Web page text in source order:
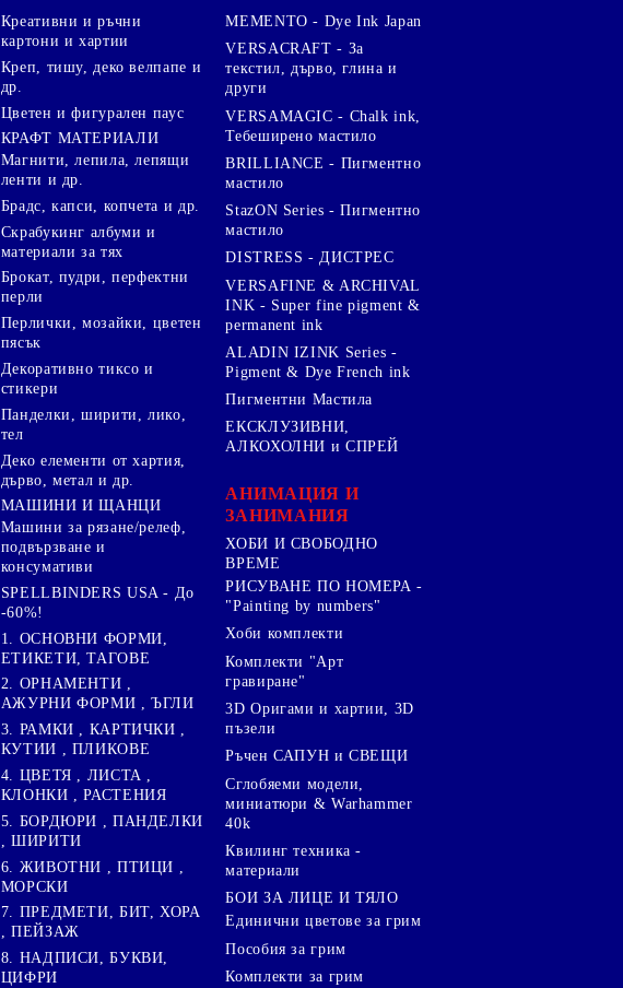
Креативни и ръчни
картони и хартии
Креп, тишу, деко велпапе и
др.
Цветен и фигурален паус
КРАФТ МАТЕРИАЛИ
Магнити, лепила, лепящи
ленти и др.
Брадс, капси, копчета и др.
Скрабукинг албуми и
материали за тях
Брокат, пудри, перфектни
перли
Перлички, мозайки, цветен
пясък
Декоративно тиксо и
стикери
Панделки, ширити, лико,
тел
Деко елементи от хартия,
дърво, метал и др.
МАШИНИ И ЩАНЦИ
Машини за рязане/релеф,
подвързване и
консумативи
SPELLBINDERS USA - До
-60%!
1. ОСНОВНИ ФОРМИ,
ЕТИКЕТИ, ТАГОВЕ
2. ОРНАМЕНТИ ,
АЖУРНИ ФОРМИ , ЪГЛИ
3. РАМКИ , КАРТИЧКИ ,
КУТИИ , ПЛИКОВЕ
4. ЦВЕТЯ , ЛИСТА ,
КЛОНКИ , РАСТЕНИЯ
5. БОРДЮРИ , ПАНДЕЛКИ
, ШИРИТИ
6. ЖИВОТНИ , ПТИЦИ ,
МОРСКИ
7. ПРЕДМЕТИ, БИТ, ХОРА
, ПЕЙЗАЖ
8. НАДПИСИ, БУКВИ,
ЦИФРИ
MEMENTO - Dye Ink Japan
VERSACRAFT - За
текстил, дърво, глина и
други
VERSAMAGIC - Chalk ink,
Тебеширено мастило
BRILLIANCE - Пигментно
мастило
StazON Series - Пигментно
мастило
DISTRESS - ДИСТРЕС
VERSAFINE & ARCHIVAL
INK - Super fine pigment &
permanent ink
ALADIN IZINK Series -
Pigment & Dye French ink
Пигментни Мастила
ЕКСКЛУЗИВНИ,
АЛКОХОЛНИ и СПРЕЙ
АНИМАЦИЯ И
ЗАНИМАНИЯ
ХОБИ И СВОБОДНО
ВРЕМЕ
РИСУВАНЕ ПО НОМЕРА -
"Painting by numbers"
Хоби комплекти
Комплекти "Арт
гравиране"
3D Оригами и хартии, 3D
пъзели
Ръчен САПУН и СВЕЩИ
Сглобяеми модели,
миниатюри & Warhammer
40k
Квилинг техника -
материали
БОИ ЗА ЛИЦЕ И ТЯЛО
Единични цветове за грим
Пособия за грим
Комплекти за грим